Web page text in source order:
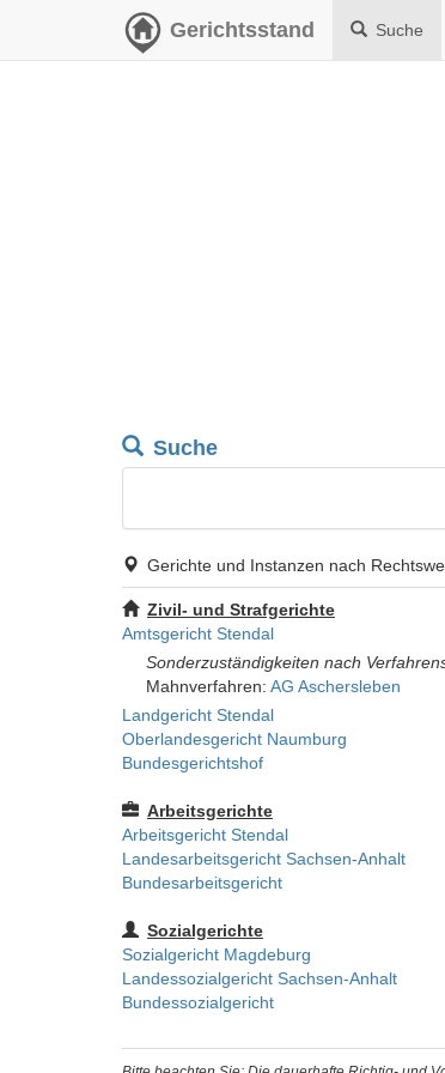
Gerichtsstand Suche
Suche
Gerichte und Instanzen nach
Zivil- und Strafgerichte
Amtsgericht Stendal
Sonderzuständigkeiten nach
Mahnverfahren: AG Aschersleben
Landgericht Stendal
Oberlandesgericht Naumburg
Bundesgerichtshof
Arbeitsgerichte
Arbeitsgericht Stendal
Landesarbeitsgericht Sachsen-Anhalt
Bundesarbeitsgericht
Sozialgerichte
Sozialgericht Magdeburg
Landessozialgericht Sachsen-Anhalt
Bundessozialgericht